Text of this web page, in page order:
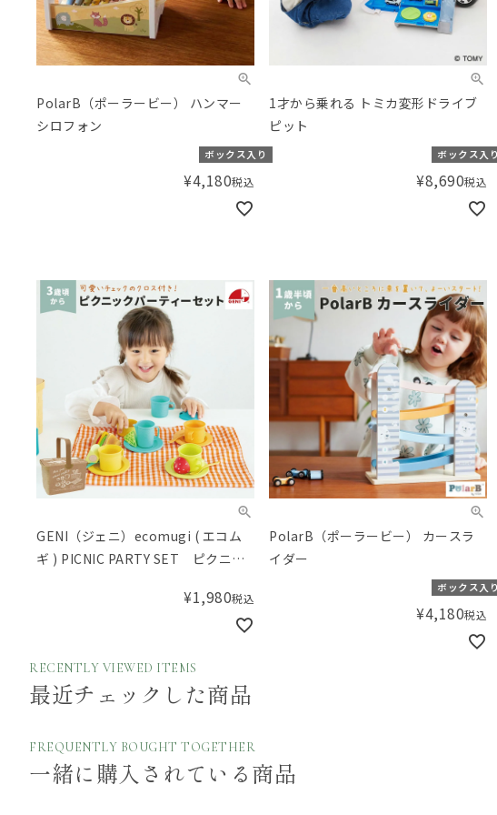
PolarB（ポーラービー） ハンマー
シロフォン
ボックス入り
¥4,180税込
1才から乗れる トミカ変形ドライブ
ピット
ボックス入り
¥8,690税込
GENI（ジェニ）ecomugi ( エコム
ギ ) PICNIC PARTY SET ピクニッ
¥1,980税込
PolarB（ポーラービー） カースラ
イダー
ボックス入り
¥4,180税込
RECENTLY VIEWED ITEMS
最近チェックした商品
FREQUENTLY BOUGHT TOGETHER
一緒に購入されている商品